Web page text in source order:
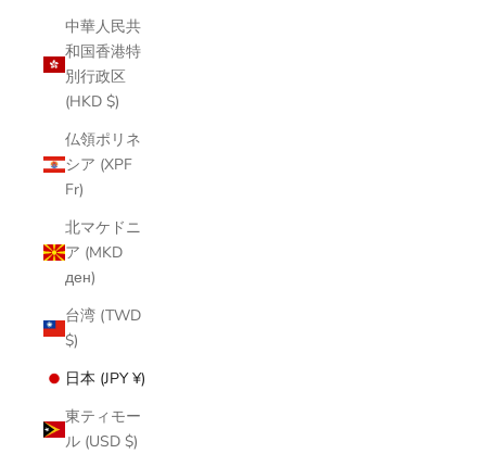
中華人民共
和国香港特
別行政区
(HKD $)
仏領ポリネ
シア (XPF
Fr)
北マケドニ
ア (MKD
ден)
台湾 (TWD
$)
日本 (JPY ¥)
東ティモー
ル (USD $)